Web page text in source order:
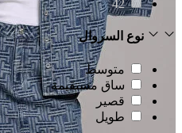
42
نوع السروال
متوسط
ساق مستقيمة
قصير
طويل